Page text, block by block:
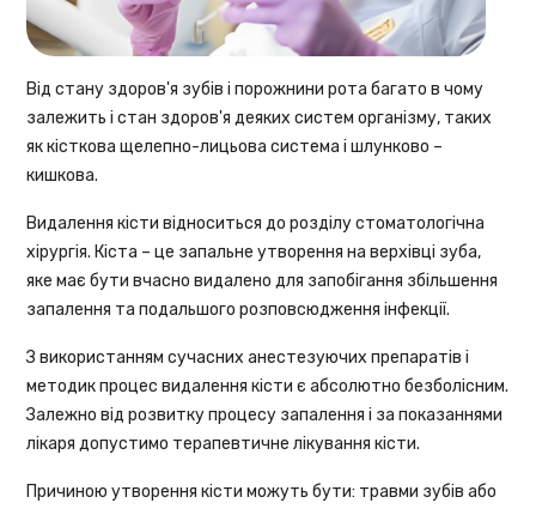
Від стану здоров'я зубів і порожнини рота багато в чому
залежить і стан здоров'я деяких систем організму, таких
як кісткова щелепно-лицьова система і шлунково –
кишкова.
Видалення кісти відноситься до розділу стоматологічна
хірургія. Кіста – це запальне утворення на верхівці зуба,
яке має бути вчасно видалено для запобігання збільшення
запалення та подальшого розповсюдження інфекції.
З використанням сучасних анестезуючих препаратів і
методик процес видалення кісти є абсолютно безболісним.
Залежно від розвитку процесу запалення і за показаннями
лікаря допустимо терапевтичне лікування кісти.
Причиною утворення кісти можуть бути: травми зубів або